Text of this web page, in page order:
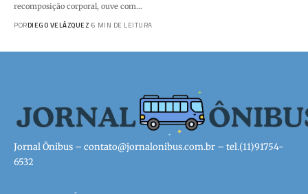
recomposição corporal, ouve com…
PORDIEGO VELÁZQUEZ 6 MIN DE LEITURA
Jornal Ônibus – contato@jornalonibus.com.br – tel.(11)91754-
6532